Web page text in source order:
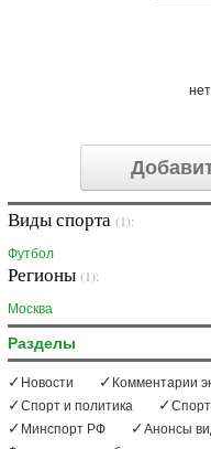
Виды спорта (1):
Футбол
Регионы (1):
Москва
Разделы
Новости Комментарии
Спорт и политика
Минспорт РФ
Анонсы